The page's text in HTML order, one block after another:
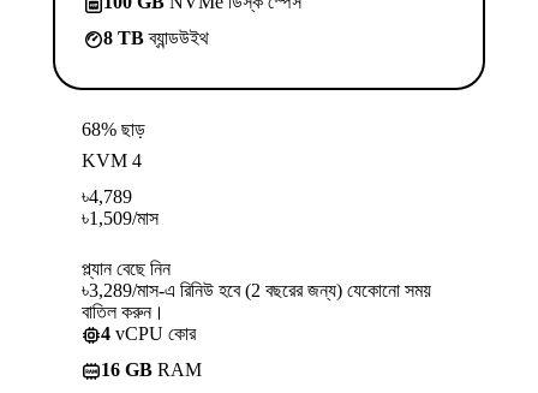
8 TBব্যান্ডউইথ
68% ছাড়
KVM 4
৳4,789
৳1,509/মাস
প্ল্যান বেছে নিন
৳3,289/মাস-এ রিনিউ হবে (2 বছরের জন্য) যেকোনো সময়
বাতিল করুন।
4 vCPU কোর
16 GB RAM